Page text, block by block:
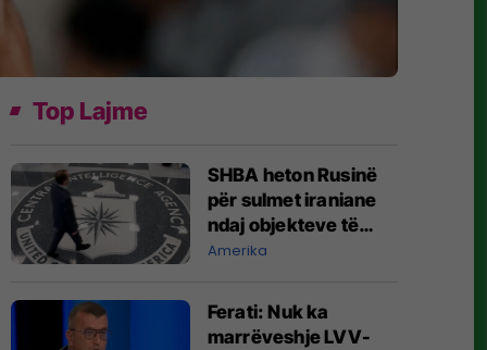
Top Lajme
SHBA heton Rusinë
për sulmet iraniane
ndaj objekteve të
CIA-s
Amerika
Ferati: Nuk ka
marrëveshje LVV-